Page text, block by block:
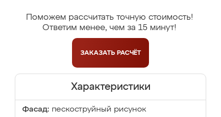
Поможем рассчитать точную стоимость!
Ответим менее, чем за 15 минут!
ЗАКАЗАТЬ РАСЧЁТ
Характеристики
Фасад: пескоструйный рисунок